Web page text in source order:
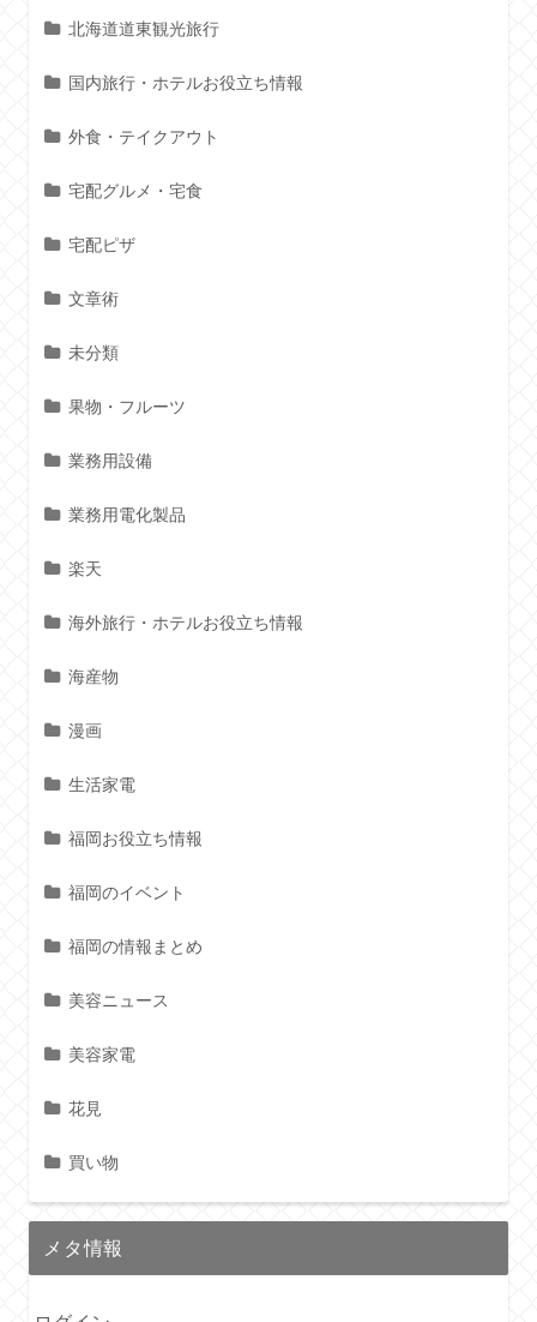
北海道道東観光旅行
国内旅行・ホテルお役立ち情報
外食・テイクアウト
宅配グルメ・宅食
宅配ピザ
文章術
未分類
果物・フルーツ
業務用設備
業務用電化製品
楽天
海外旅行・ホテルお役立ち情報
海産物
漫画
生活家電
福岡お役立ち情報
福岡のイベント
福岡の情報まとめ
美容ニュース
美容家電
花見
買い物
メタ情報